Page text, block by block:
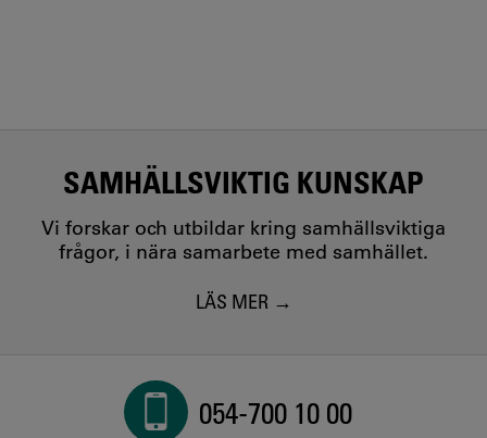
SAMHÄLLSVIKTIG KUNSKAP
Vi forskar och utbildar kring samhällsviktiga
frågor, i nära samarbete med samhället.
LÄS MER
054-700 10 00